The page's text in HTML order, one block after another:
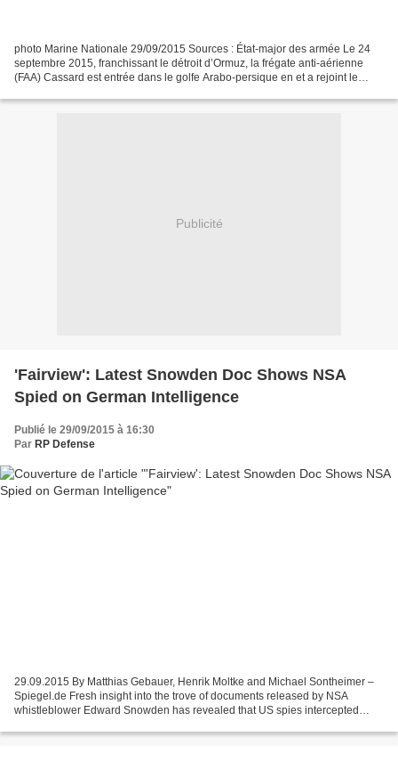
photo Marine Nationale 29/09/2015 Sources : État-major des armée Le 24
septembre 2015, franchissant le détroit d’Ormuz, la frégate anti-aérienne
(FAA) Cassard est entrée dans le golfe Arabo-persique en et a rejoint le
Publicité
'Fairview': Latest Snowden Doc Shows NSA
Spied on German Intelligence
Publié le 29/09/2015 à 16:30
Par RP Defense
29.09.2015 By Matthias Gebauer, Henrik Moltke and Michael Sontheimer –
Spiegel.de Fresh insight into the trove of documents released by NSA
whistleblower Edward Snowden has revealed that US spies intercepted